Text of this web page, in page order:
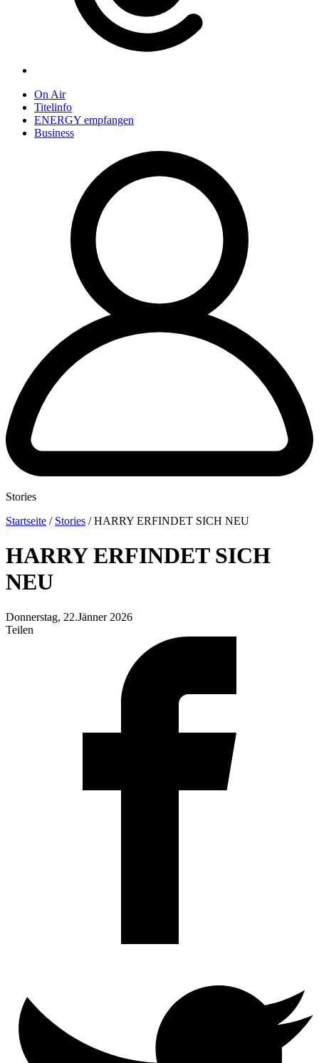
On Air
Titelinfo
ENERGY empfangen
Business
Stories
Startseite / Stories /HARRY ERFINDET SICH NEU
HARRY ERFINDET SICH
NEU
Donnerstag, 22.Jänner 2026
Teilen